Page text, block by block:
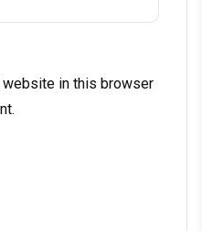
website in this browser